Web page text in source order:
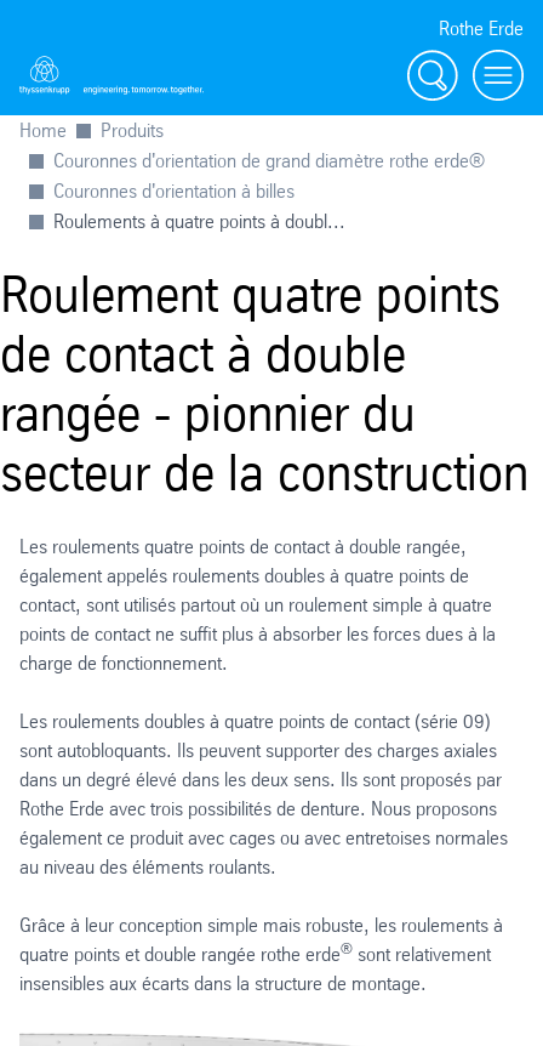
Rothe Erde
Chercher
Home
Produits
Couronnes d'orientation de grand diamètre rothe erde®
Couronnes d'orientation à billes
Roulements à quatre points à doubl...
Roulement quatre points
de contact à double
rangée - pionnier du
secteur de la construction
Les roulements quatre points de contact à double rangée,
également appelés roulements doubles à quatre points de
contact, sont utilisés partout où un roulement simple à quatre
points de contact ne suffit plus à absorber les forces dues à la
charge de fonctionnement.
Les roulements doubles à quatre points de contact (série 09)
sont autobloquants. Ils peuvent supporter des charges axiales
dans un degré élevé dans les deux sens. Ils sont proposés par
Rothe Erde avec trois possibilités de denture. Nous proposons
également ce produit avec cages ou avec entretoises normales
au niveau des éléments roulants.
Grâce à leur conception simple mais robuste, les roulements à
quatre points et double rangée rothe erde® sont relativement
insensibles aux écarts dans la structure de montage.